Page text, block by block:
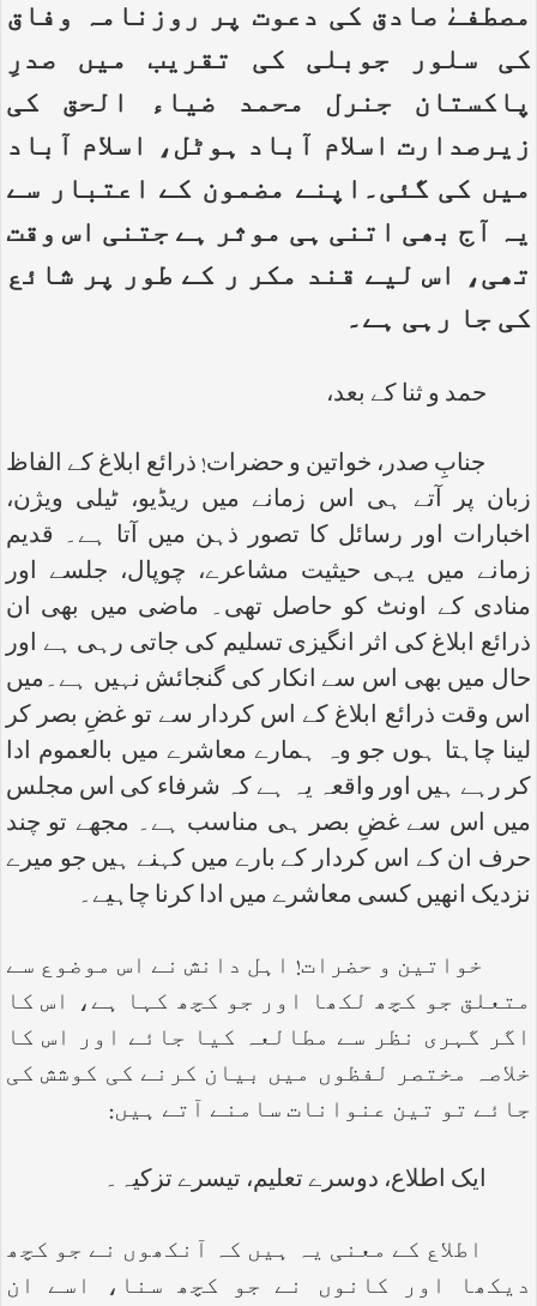
مصطفےٰ صادق کی دعوت پر روزنامہ وفاق
کی سلور جوبلی کی تقریب میں صدرِ
پاکستان جنرل محمد ضیاء الحق کی
زیرصدارت اسلام آباد ہوٹل، اسلام آباد
میں کی گئی۔اپنے مضمون کے اعتبار سے
یہ آج بھی اتنی ہی موثر ہے جتنی اس وقت
تھی، اس لیے قند مکر ر کے طور پر شائع
کی جا رہی ہے۔
حمد و ثنا کے بعد،
جنابِ صدر، خواتین و حضرات! ذرائع ابلاغ کے الفاظ
زبان پر آتے ہی اس زمانے میں ریڈیو، ٹیلی ویژن،
اخبارات اور رسائل کا تصور ذہن میں آتا ہے۔ قدیم
زمانے میں یہی حیثیت مشاعرے، چوپال، جلسے اور
منادی کے اونٹ کو حاصل تھی۔ ماضی میں بھی ان
ذرائع ابلاغ کی اثر انگیزی تسلیم کی جاتی رہی ہے اور
حال میں بھی اس سے انکار کی گنجائش نہیں ہے۔میں
اس وقت ذرائع ابلاغ کے اس کردار سے تو غضِ بصر کر
لینا چاہتا ہوں جو وہ ہمارے معاشرے میں بالعموم ادا
کر رہے ہیں اور واقعہ یہ ہے کہ شرفاء کی اس مجلس
میں اس سے غضِ بصر ہی مناسب ہے۔ مجھے تو چند
حرف ان کے اس کردار کے بارے میں کہنے ہیں جو میرے
نزدیک انھیں کسی معاشرے میں ادا کرنا چاہیے۔
خواتین و حضرات! اہل دانش نے اس موضوع سے
متعلق جو کچھ لکھا اور جو کچھ کہا ہے، اس کا
اگر گہری نظر سے مطالعہ کیا جائے اور اس کا
خلاصہ مختصر لفظوں میں بیان کرنے کی کوشش کی
جائے تو تین عنوانات سامنے آتے ہیں:
ایک اطلاع، دوسرے تعلیم، تیسرے تزکیہ۔
اطلاع کے معنی یہ ہیں کہ آنکھوں نے جو کچھ
دیکھا اور کانوں نے جو کچھ سنا، اسے ان